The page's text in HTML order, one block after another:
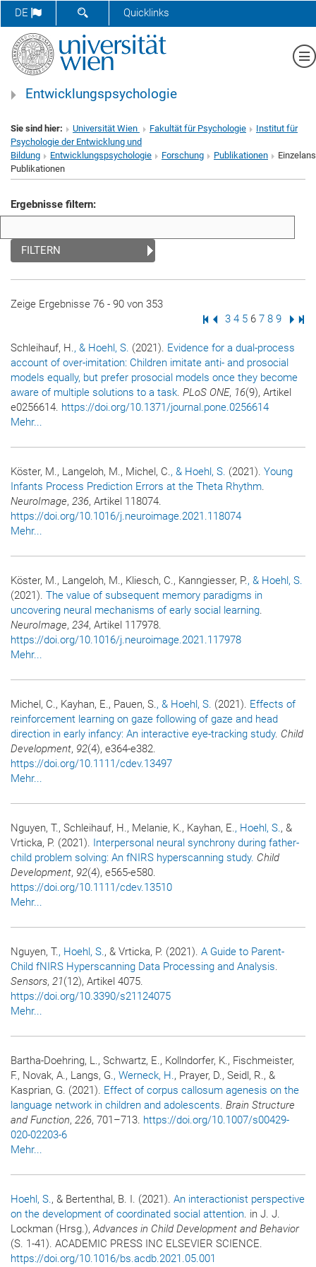
DE SUCHFORMULAR ÖFFNEN
Quicklinks
Entwicklungspsychologie
Sie sind hier: Universität Wien Fakultät für Psychologie
Institut für
Psychologie der Entwicklung und
Bildung
Entwicklungspsychologie Forschung Publikationen
Publikationen
Ergebnisse filtern:
FILTERN
Zeige Ergebnisse 76 - 90 von 353
Erste Seite
Vorige Seite
Seite
3 Seite
4 Seite
5 Seite
6 Seite
7 Seite
8 Seite
9
Schleihauf, H., & Hoehl, S. (2021). Evidence for a dual-process
account of over-imitation: Children imitate anti- and prosocial
models equally, but prefer prosocial models once they become
aware of multiple solutions to a task. PLoS ONE, 16(9), Artikel
e0256614. https://doi.org/10.1371/journal.pone.0256614
Mehr...
Köster, M., Langeloh, M., Michel, C., & Hoehl, S. (2021). Young
Infants Process Prediction Errors at the Theta Rhythm.
NeuroImage, 236, Artikel 118074.
https://doi.org/10.1016/j.neuroimage.2021.118074
Mehr...
Köster, M., Langeloh, M., Kliesch, C., Kanngiesser, P., & Hoehl, S.
(2021). The value of subsequent memory paradigms in
uncovering neural mechanisms of early social learning.
NeuroImage, 234, Artikel 117978.
https://doi.org/10.1016/j.neuroimage.2021.117978
Mehr...
Michel, C., Kayhan, E., Pauen, S., & Hoehl, S. (2021). Effects of
reinforcement learning on gaze following of gaze and head
direction in early infancy: An interactive eye-tracking study. Child
Development, 92(4), e364-e382.
https://doi.org/10.1111/cdev.13497
Mehr...
Nguyen, T., Schleihauf, H., Melanie, K., Kayhan, E., Hoehl, S., &
Vrticka, P. (2021). Interpersonal neural synchrony during father-
child problem solving: An fNIRS hyperscanning study. Child
Development, 92(4), e565-e580.
https://doi.org/10.1111/cdev.13510
Mehr...
Nguyen, T., Hoehl, S., & Vrticka, P. (2021). A Guide to Parent-
Child fNIRS Hyperscanning Data Processing and Analysis.
Sensors, 21(12), Artikel 4075.
https://doi.org/10.3390/s21124075
Mehr...
Bartha-Doehring, L., Schwartz, E., Kollndorfer, K., Fischmeister,
F., Novak, A., Langs, G., Werneck, H., Prayer, D., Seidl, R., &
Kasprian, G. (2021). Effect of corpus callosum agenesis on the
language network in children and adolescents. Brain Structure
and Function, 226, 701–713. https://doi.org/10.1007/s00429-
020-02203-6
Mehr...
Hoehl, S., & Bertenthal, B. I. (2021). An interactionist perspective
on the development of coordinated social attention. in J. J.
Lockman (Hrsg.),Advances in Child Development and Behavior
(S. 1-41). ACADEMIC PRESS INC ELSEVIER SCIENCE.
https://doi.org/10.1016/bs.acdb.2021.05.001